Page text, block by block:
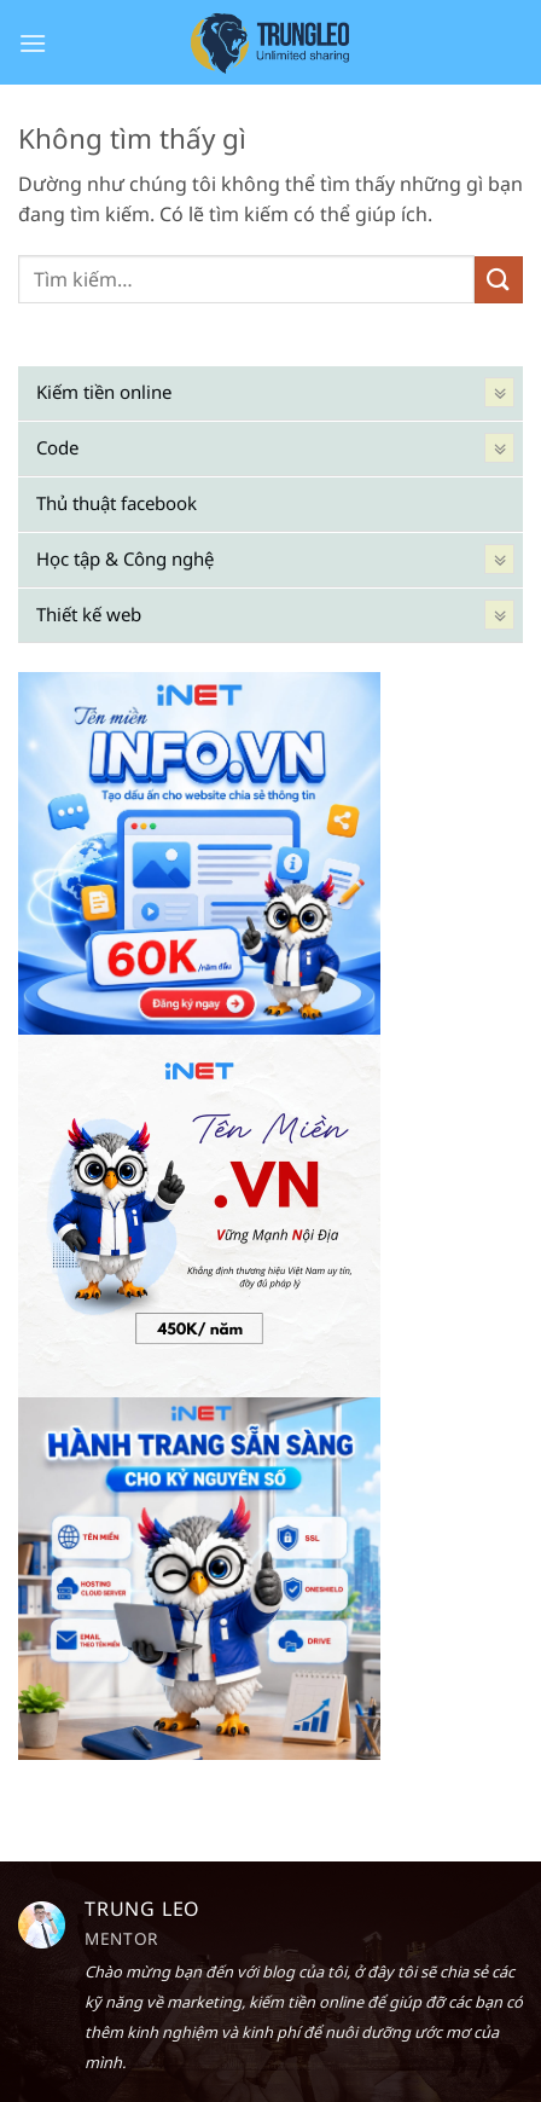
qua
Không tìm thấy gì
Dường như chúng tôi không thể tìm thấy những gì bạn
đang tìm kiếm. Có lẽ tìm kiếm có thể giúp ích.
Kiếm tiền online
Code
Thủ thuật facebook
Học tập & Công nghệ
Thiết kế web
TRUNG LEO
MENTOR
Chào mừng bạn đến với blog của tôi, ở đây tôi sẽ chia sẻ các
kỹ năng về marketing, kiếm tiền online để giúp đỡ các bạn có
thêm kinh nghiệm và kinh phí để nuôi dưỡng ước mơ của
mình.